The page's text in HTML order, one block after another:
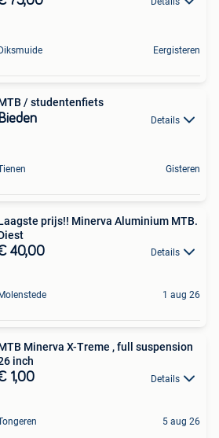
Diksmuide Eergisteren
/ studentenfiets
Details
Gisteren
prijs!! Minerva Aluminium MTB.
40,00 Details
Molenstede 1 aug 26
Minerva X-Treme , full suspension
inch
1,00 Details
5 aug 26